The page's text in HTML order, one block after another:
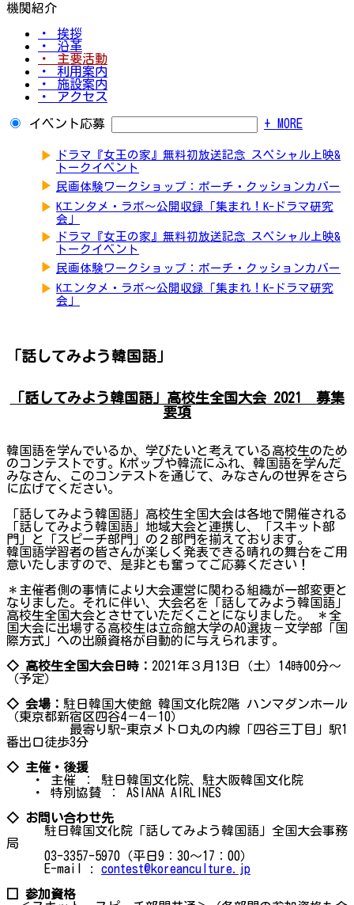
機関紹介
・ 挨拶
・ 沿革
・ 主要活動
・ 利用案内
・ 施設案内
・ アクセス
イベント応募 + MORE
▶
ドラマ『女王の家』無料初放送記念 スペシャル上映&
トークイベント
▶ 民画体験ワークショップ：ポーチ・クッションカバー
▶ Kエンタメ・ラボ～公開収録「集まれ！K-ドラマ研究
会」
▶
ドラマ『女王の家』無料初放送記念 スペシャル上映&
トークイベント
▶ 民画体験ワークショップ：ポーチ・クッションカバー
▶ Kエンタメ・ラボ～公開収録「集まれ！K-ドラマ研究
会」
「話してみよう韓国語」
「話してみよう韓国語」高校生全国大会 2021 募集
要項
韓国語を学んでいるか、学びたいと考えている高校生のため
のコンテストです。Kポップや韓流にふれ、韓国語を学んだ
みなさん、このコンテストを通じて、みなさんの世界をさら
に広げてください。
「話してみよう韓国語」高校生全国大会は各地で開催される
「話してみよう韓国語」地域大会と連携し、「スキット部
門」と「スピーチ部門」の２部門を揃えております。
韓国語学習者の皆さんが楽しく発表できる晴れの舞台をご用
意いたしますので、是非とも奮ってご応募ください！
＊主催者側の事情により大会運営に関わる組織が一部変更と
なりました。それに伴い、大会名を「話してみよう韓国語」
高校生全国大会とさせていただくことになりました。 ＊全
国大会に出場する高校生は立命館大学のAO選抜－文学部「国
際方式」への出願資格が自動的に与えられます。
◇ 高校生全国大会日時： 2021年３月13日（土）14時00分～
（予定）
◇ 会場： 駐日韓国大使館 韓国文化院2階 ハンマダンホール
（東京都新宿区四谷4－4－10）
最寄り駅-東京メトロ丸の内線「四谷三丁目」駅1
番出口徒歩3分
◇ 主催・後援
・ 主催 ： 駐日韓国文化院、駐大阪韓国文化院
・ 特別協賛 ： ASIANA AIRLINES
◇ お問い合わせ先
駐日韓国文化院「話してみよう韓国語」全国大会事務
局
03-3357-5970（平日9：30～17：00）
E-mail : contest@koreanculture.jp
□ 参加資格